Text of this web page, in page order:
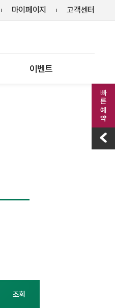
마이페이지 고객센터
이벤트
빠른 예약
조회